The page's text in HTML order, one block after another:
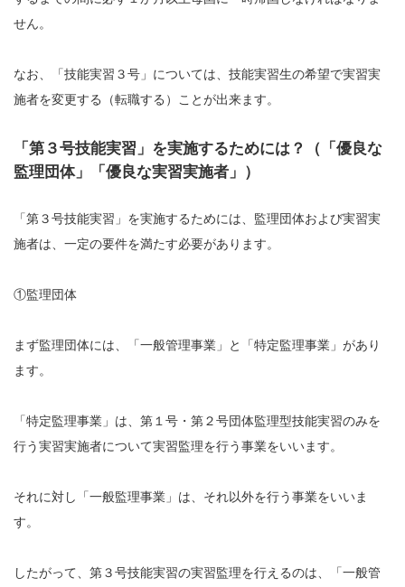
せん。
なお、「技能実習３号」については、技能実習生の希望で実習実
施者を変更する（転職する）ことが出来ます。
「第３号技能実習」を実施するためには？（「優良な
監理団体」「優良な実習実施者」）
「第３号技能実習」を実施するためには、監理団体および実習実
施者は、一定の要件を満たす必要があります。
①監理団体
まず監理団体には、「一般管理事業」と「特定監理事業」があり
ます。
「特定監理事業」は、第１号・第２号団体監理型技能実習のみを
行う実習実施者について実習監理を行う事業をいいます。
それに対し「一般監理事業」は、それ以外を行う事業をいいま
す。
したがって、第３号技能実習の実習監理を行えるのは、「一般管